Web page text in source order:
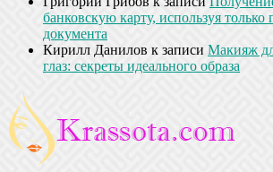
банковскую карту, используя только
документа
Кирилл Данилов к записи Макияж
глаз: секреты идеального образа